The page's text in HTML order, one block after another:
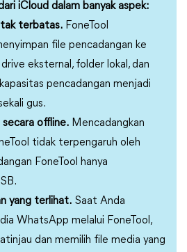
iCloud dalam banyak aspek:
tak terbatas. FoneTool
file pencadangan ke
eksternal, folder lokal, dan
pencadangan menjadi
gus.
secara offline. Mencadangkan
tidak terpengaruh oleh
FoneTool hanya
yang terlihat. Saat Anda
WhatsApp melalui FoneTool,
dan memilih file media yang